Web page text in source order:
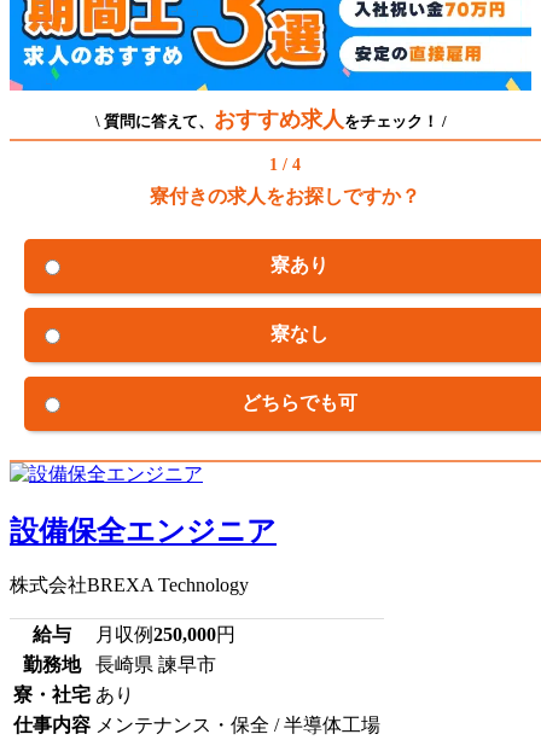
\ 質問に答えて、 おすすめ求人 をチェック！ /
1 / 4
寮付きの求人をお探しですか？
寮あり
寮なし
どちらでも可
設備保全エンジニア
株式会社BREXA Technology
給与 月収例250,000円
勤務地
長崎県 諫早市
寮・社宅 あり
仕事内容 メンテナンス・保全 / 半導体工場